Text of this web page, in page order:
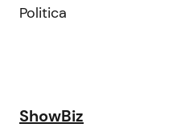
Politica
ShowBiz